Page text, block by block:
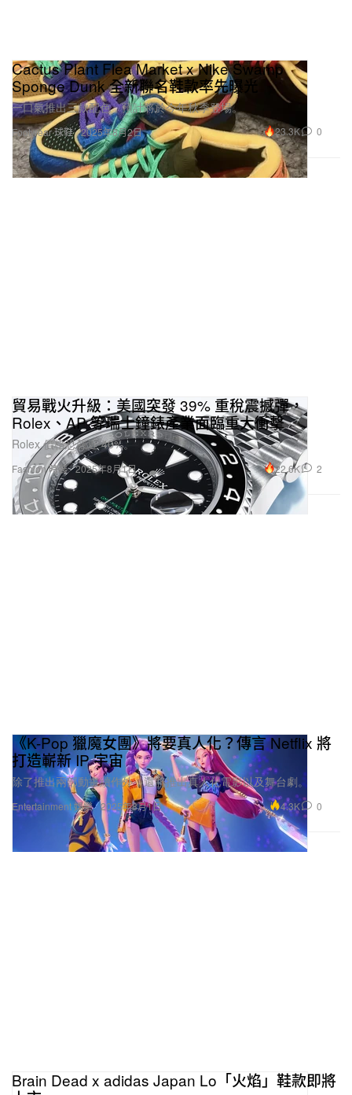
Footwear 球鞋
Cactus Plant Flea Market x Nike Swamp
Sponge Dunk 全新聯名鞋款率先曝光
一口氣推出三款配色，預計將於今年秋季登場。
2025年8月2日 23.3K 0
Fashion 時裝
貿易戰火升級：美國突發 39% 重稅震撼彈，
Rolex、AP 等瑞士鐘錶產業面臨重大衝擊
Rolex 價格恐飆近 40%。
2025年8月1日 22.6K 2
Entertainment 娛樂
《K-Pop 獵魔女團》將要真人化？傳言 Netflix 將
打造嶄新 IP 宇宙
除了推出兩部動畫續作外，還將推出真人化電影以及舞台劇。
2025年8月1日 4.3K 0
Brain Dead x adidas Japan Lo「火焰」鞋款即將